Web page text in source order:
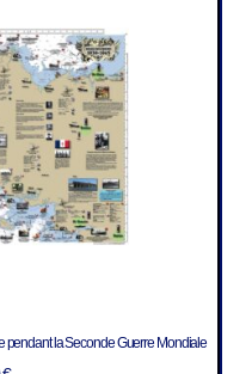
pendant la Seconde Guerre Mondiale